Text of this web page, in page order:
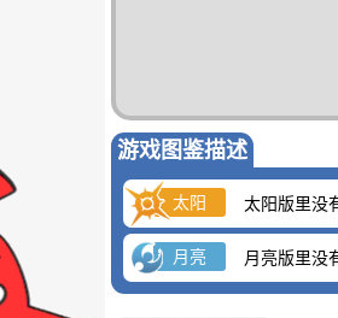
游戏图鉴描述
太阳 太阳版里没
月亮 月亮版里没